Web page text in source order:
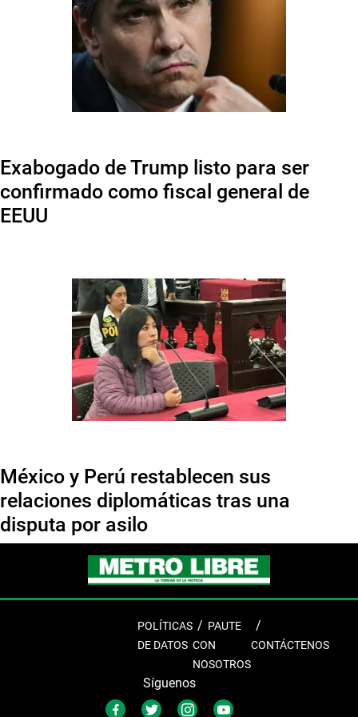
Exabogado de Trump listo para ser
confirmado como fiscal general de
EEUU
México y Perú restablecen sus
relaciones diplomáticas tras una
disputa por asilo
POLÍTICAS
DE DATOS
PAUTE
CON
NOSOTROS
CONTÁCTENOS
Síguenos